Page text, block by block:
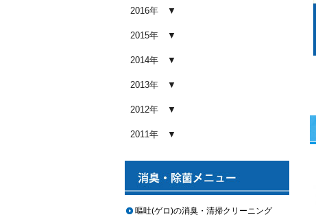
【2026年版】車内の臭いが取れな
ビ別の正しい対処法
2026.01.04
どこまでやるべき？目的別おすす
め内容と費用目安
別に徹底比較
2026.01.02
ヘッドライト黄ばみ取りの料金相
2016年
2015年
2014年
2013年
2012年
2011年
嘔吐(ゲロ)の消臭・清掃クリーニング